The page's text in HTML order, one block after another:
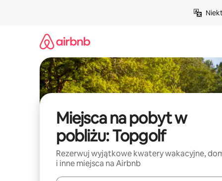
Miejsca na pobyt w
pobliżu: Topgolf
Rezerwuj wyjątkowe kwatery wakacyjne,
i inne miejsca na Airbnb